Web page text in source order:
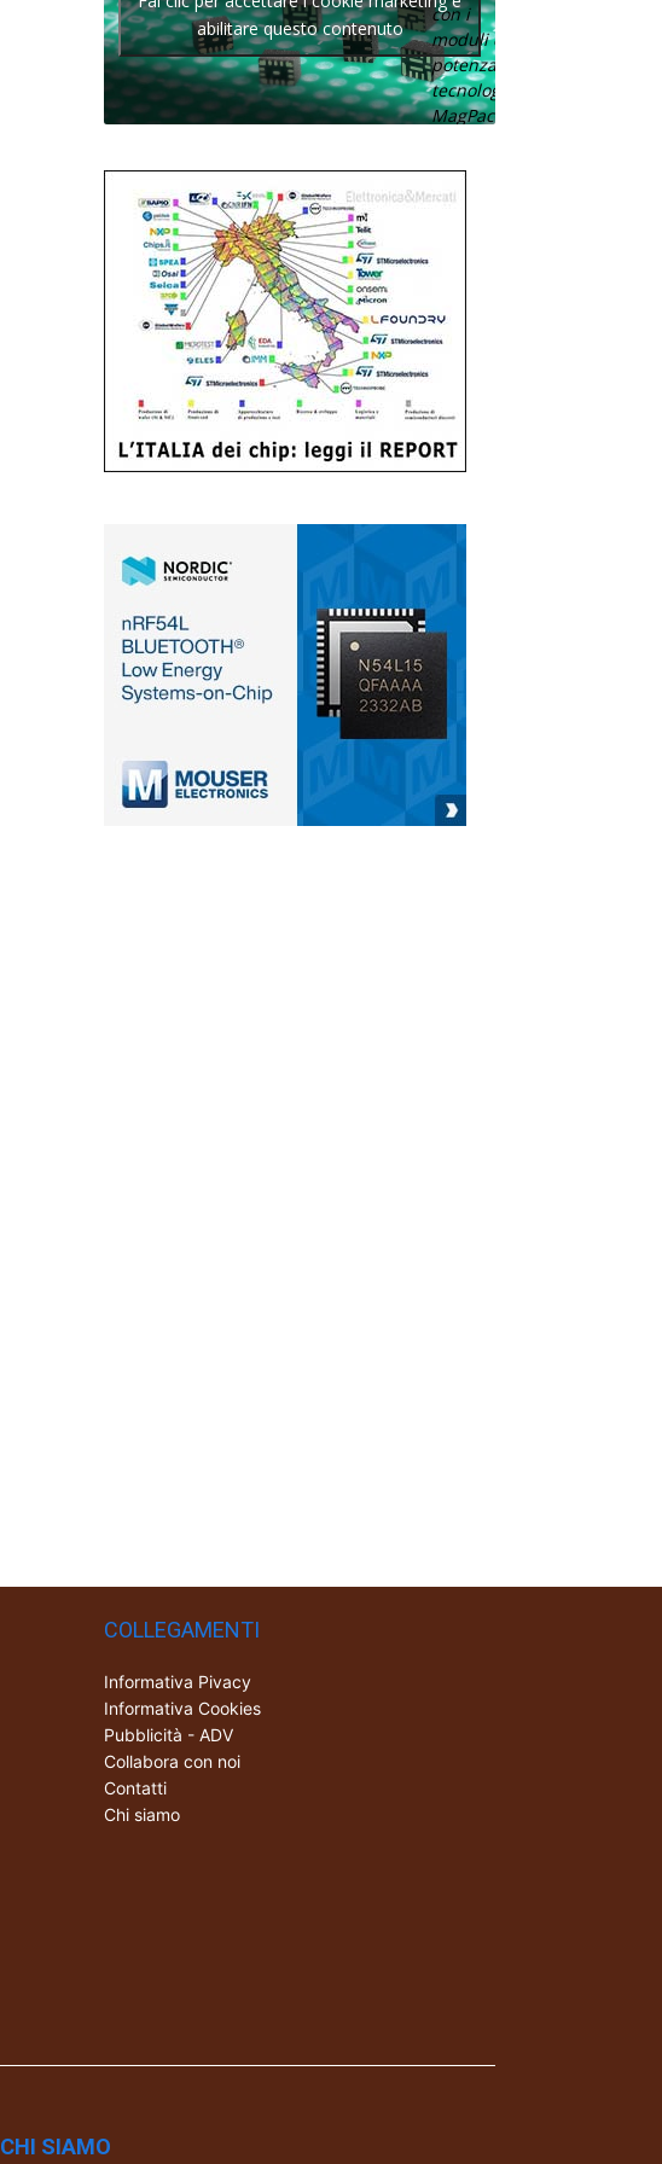
con i
moduli di
potenza con
tecnologia
MagPack.
abilitare questo contenuto
COLLEGAMENTI
Informativa Pivacy
Informativa Cookies
Pubblicità - ADV
Collabora con noi
Contatti
Chi siamo
CHI SIAMO